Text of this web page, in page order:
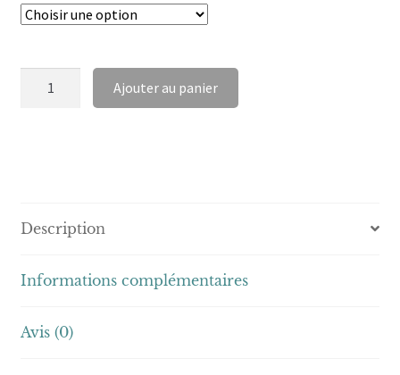
Ajouter au panier
Description
Informations complémentaires
Avis (0)